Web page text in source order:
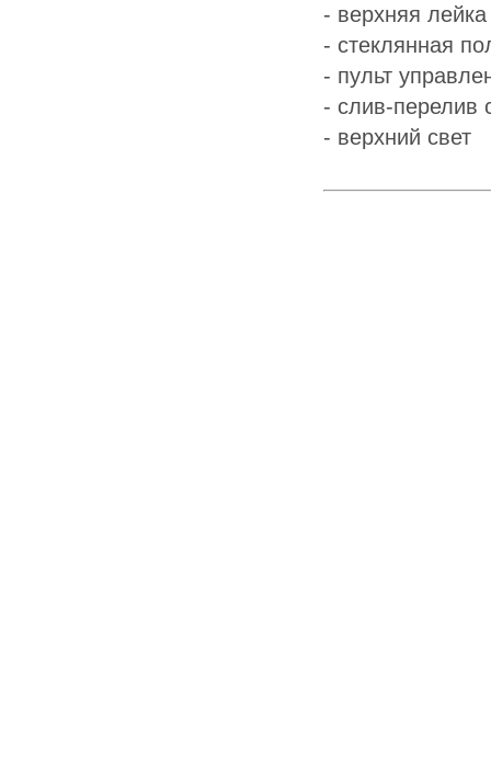
- верхняя
- стеклянная
- пульт
- слив-перелив
- верхний свет